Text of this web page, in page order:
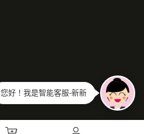
您好！我是智能客服-新新